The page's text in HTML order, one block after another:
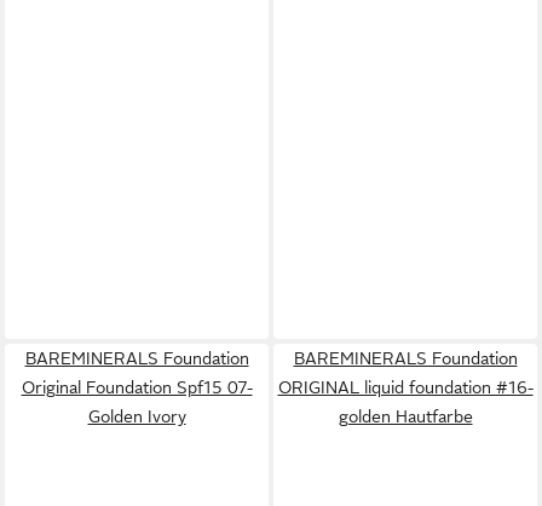
BAREMINERALS Foundation
Original Foundation Spf15 07-
Golden Ivory
BAREMINERALS Foundation
ORIGINAL liquid foundation #16-
golden Hautfarbe